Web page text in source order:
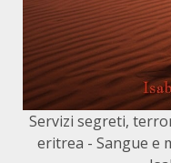
Servizi segreti,
eritrea - Sangue e